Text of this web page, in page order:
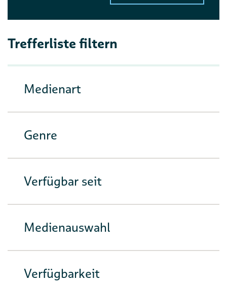
Trefferliste filtern
Medienart
Genre
Verfügbar seit
Medienauswahl
Verfügbarkeit